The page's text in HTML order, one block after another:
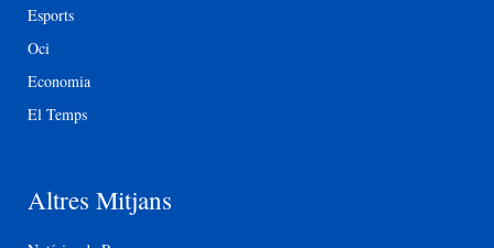
Esports
Oci
Economia
El Temps
Altres Mitjans